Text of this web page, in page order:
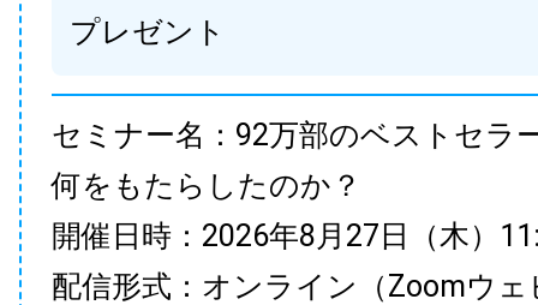
プレゼント
セミナー名：92万部のベストセラ
何をもたらしたのか？
開催日時：2026年8月27日（木）
配信形式：オンライン（Zoomウェ